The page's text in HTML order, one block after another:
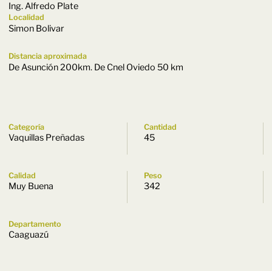
Ing. Alfredo Plate
Localidad
Simon Bolivar
Distancia aproximada
De Asunción 200km. De Cnel Oviedo 50 km
Categoría
Vaquillas Preñadas
Cantidad
45
Calidad
Muy Buena
Peso
342
Departamento
Caaguazú